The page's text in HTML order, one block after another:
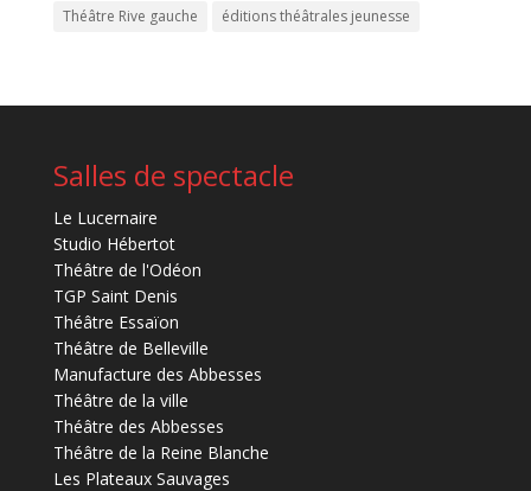
Théâtre Rive gauche éditions théâtrales jeunesse
Salles de spectacle
Le Lucernaire
Studio Hébertot
Théâtre de l'Odéon
TGP Saint Denis
Théâtre Essaïon
Théâtre de Belleville
Manufacture des Abbesses
Théâtre de la ville
Théâtre des Abbesses
Théâtre de la Reine Blanche
Les Plateaux Sauvages